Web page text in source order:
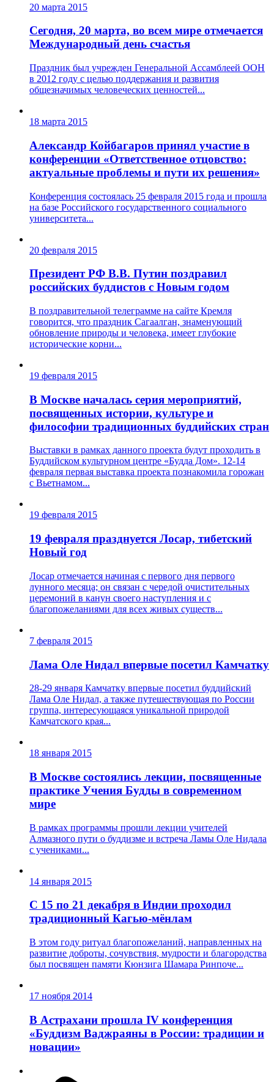
20 марта 2015
Сегодня, 20 марта, во всем мире отмечается
Международный день счастья
Праздник был учрежден Генеральной Ассамблеей ООН
в 2012 году с целью поддержания и развития
общезначимых человеческих ценностей...
18 марта 2015
Александр Койбагаров принял участие в
конференции «Ответственное отцовство:
актуальные проблемы и пути их решения»
Конференция состоялась 25 февраля 2015 года и прошла
на базе Российского государственного социального
университета...
20 февраля 2015
Президент РФ В.В. Путин поздравил
российских буддистов с Новым годом
В поздравительной телеграмме на сайте Кремля
говорится, что праздник Сагаалган, знаменующий
обновление природы и человека, имеет глубокие
исторические корни...
19 февраля 2015
В Москве началась серия мероприятий,
посвященных истории, культуре и
философии традиционных буддийских стран
Выставки в рамках данного проекта будут проходить в
Буддийском культурном центре «Будда Дом». 12-14
февраля первая выставка проекта познакомила горожан
с Вьетнамом...
19 февраля 2015
19 февраля празднуется Лосар, тибетский
Новый год
Лосар отмечается начиная с первого дня первого
лунного месяца; он связан с чередой очистительных
церемоний в канун своего наступления и с
благопожеланиями для всех живых существ...
7 февраля 2015
Лама Оле Нидал впервые посетил Камчатку
28-29 января Камчатку впервые посетил буддийский
Лама Оле Нидал, а также путешествующая по России
группа, интересующаяся уникальной природой
Камчатского края...
18 января 2015
В Москве состоялись лекции, посвященные
практике Учения Будды в современном
мире
В рамках программы прошли лекции учителей
Алмазного пути о буддизме и встреча Ламы Оле Нидала
с учениками...
14 января 2015
С 15 по 21 декабря в Индии проходил
традиционный Кагью-мёнлам
В этом году ритуал благопожеланий, направленных на
развитие доброты, сочувствия, мудрости и благородства
был посвящен памяти Кюнзига Шамара Ринпоче...
17 ноября 2014
В Астрахани прошла IV конференция
«Буддизм Ваджраяны в России: традиции и
новации»